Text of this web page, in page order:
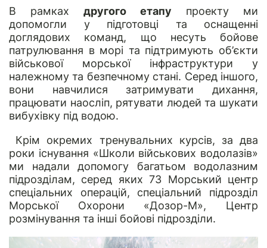
В рамках другого етапу проекту ми
допомогли у підготовці та оснащенні
доглядових команд, що несуть бойове
патрулювання в морі та підтримують об’єкти
військової морської інфраструктури у
належному та безпечному стані. Серед іншого,
вони навчилися затримувати дихання,
працювати наосліп, рятувати людей та шукати
вибухівку під водою.
Крім окремих тренувальних курсів, за два
роки існування «Школи військових водолазів»
ми надали допомогу багатьом водолазним
підрозділам, серед яких 73 Морський центр
спеціальних операцій, спеціальний підрозділ
Морської Охорони «Дозор-М», Центр
розмінування та інші бойові підрозділи.